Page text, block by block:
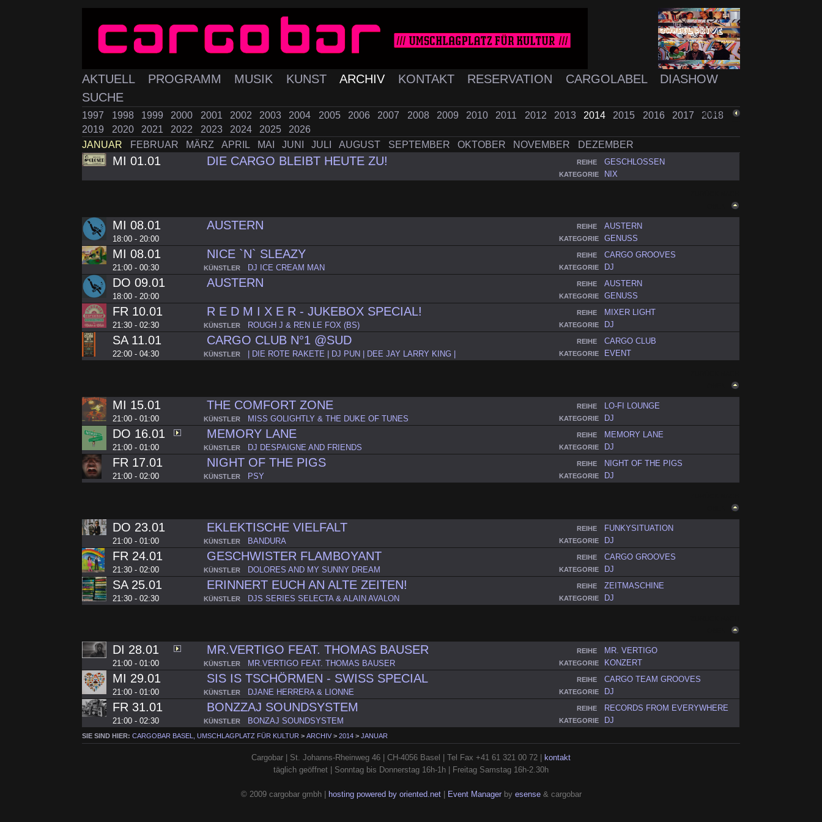
AKTUELL PROGRAMM MUSIK KUNST ARCHIV KONTAKT RESERVATION CARGOLABEL
DIASHOW
SUCHE
1997 1998 1999 2000 2001 2002 2003 2004 2005 2006 2007 2008 2009 2010 2011 2012 2013 2014 2015 2016 2017
2018
2019
2020 2021 2022 2023 2024 2025
2026
JANUAR
FEBRUAR MÄRZ APRIL MAI JUNI JULI AUGUST SEPTEMBER OKTOBER NOVEMBER DEZEMBER
ZURÜCK
MI 01.01 DIE CARGO BLEIBT HEUTE ZU! REIHE GESCHLOSSEN
KATEGORIE NIX
MI 08.01
18:00 - 20:00
AUSTERN REIHE AUSTERN
KATEGORIE GENUSS
MI 08.01
21:00 - 00:30
NICE `N` SLEAZY
KÜNSTLER DJ ICE CREAM MAN
REIHE CARGO GROOVES
KATEGORIE DJ
DO 09.01
18:00 - 20:00
AUSTERN REIHE AUSTERN
KATEGORIE GENUSS
FR 10.01
21:30 - 02:30
R E D M I X E R - JUKEBOX SPECIAL!
KÜNSTLER ROUGH J & REN LE FOX (BS)
REIHE MIXER LIGHT
KATEGORIE DJ
SA 11.01
22:00 - 04:30
CARGO CLUB N°1 @SUD
KÜNSTLER | DIE ROTE RAKETE | DJ PUN | DEE JAY LARRY KING |
REIHE CARGO CLUB
KATEGORIE EVENT
MI 15.01
21:00 - 01:00
THE COMFORT ZONE
KÜNSTLER MISS GOLIGHTLY & THE DUKE OF TUNES
REIHE LO-FI LOUNGE
KATEGORIE DJ
DO 16.01
21:00 - 01:00
MEMORY LANE
KÜNSTLER DJ DESPAIGNE AND FRIENDS
REIHE MEMORY LANE
KATEGORIE DJ
FR 17.01
21:00 - 02:00
NIGHT OF THE PIGS
KÜNSTLER PSY
REIHE NIGHT OF THE PIGS
KATEGORIE DJ
DO 23.01
21:00 - 01:00
EKLEKTISCHE VIELFALT
KÜNSTLER BANDURA
REIHE FUNKYSITUATION
KATEGORIE DJ
FR 24.01
21:30 - 02:00
GESCHWISTER FLAMBOYANT
KÜNSTLER DOLORES AND MY SUNNY DREAM
REIHE CARGO GROOVES
KATEGORIE DJ
SA 25.01
21:30 - 02:30
ERINNERT EUCH AN ALTE ZEITEN!
KÜNSTLER DJS SERIES SELECTA & ALAIN AVALON
REIHE ZEITMASCHINE
KATEGORIE DJ
DI 28.01
21:00 - 01:00
MR.VERTIGO FEAT. THOMAS BAUSER
KÜNSTLER MR.VERTIGO FEAT. THOMAS BAUSER
REIHE MR. VERTIGO
KATEGORIE KONZERT
MI 29.01
21:00 - 01:00
SIS IS TSCHÖRMEN - SWISS SPECIAL
KÜNSTLER DJANE HERRERA & LIONNE
REIHE CARGO TEAM GROOVES
KATEGORIE DJ
FR 31.01
21:00 - 02:30
BONZZAJ SOUNDSYSTEM
KÜNSTLER BONZAJ SOUNDSYSTEM
REIHE RECORDS FROM EVERYWHERE
KATEGORIE DJ
SIE SIND HIER:CARGOBAR BASEL, UMSCHLAGPLATZ FÜR KULTUR >ARCHIV >2014 >JANUAR
Cargobar | St. Johanns-Rheinweg 46 | CH-4056 Basel | Tel Fax +41 61 321 00 72 |
kontakt
täglich geöffnet | Sonntag bis Donnerstag 16h-1h | Freitag Samstag 16h-2.30h
© 2009 cargobar gmbh | hosting powered by oriented.net| Event Managerby esense& cargobar